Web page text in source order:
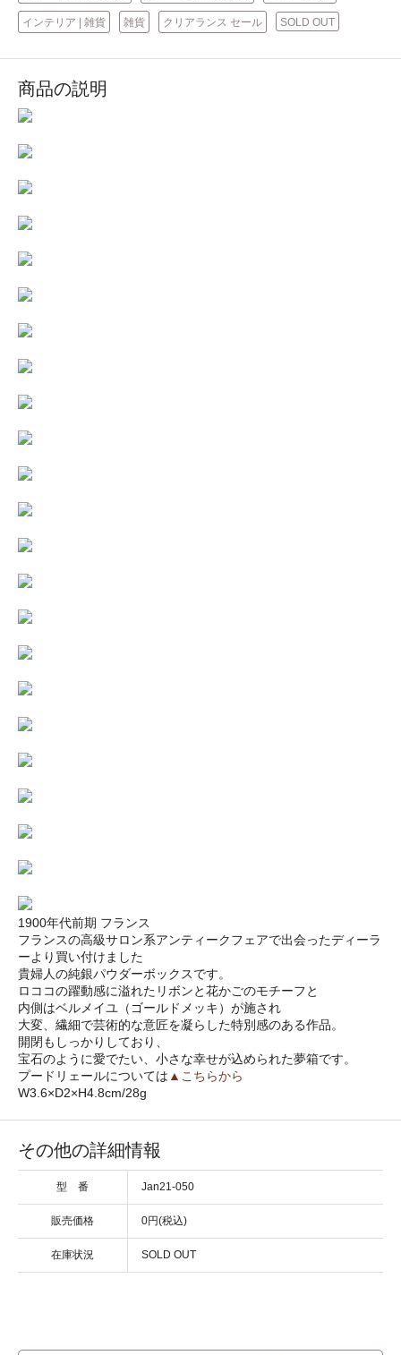
インテリア | 雑貨 雑貨 クリアランス セール SOLD OUT
商品の説明
1900年代前期 フランス
フランスの高級サロン系アンティークフェアで出会ったディーラ
ーより買い付けました
貴婦人の純銀パウダーボックスです。
ロココの躍動感に溢れたリボンと花かごのモチーフと
内側はベルメイユ（ゴールドメッキ）が施され
大変、繊細で芸術的な意匠を凝らした特別感のある作品。
開閉もしっかりしており、
宝石のように愛でたい、小さな幸せが込められた夢箱です。
プードリェールについては ▲こちらから
W3.6×D2×H4.8cm/28g
その他の詳細情報
型 番 Jan21-050
販売価格 0円(税込)
在庫状況 SOLD OUT